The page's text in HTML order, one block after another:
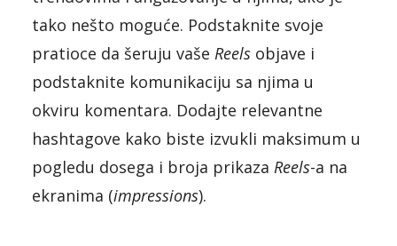
tako nešto moguće. Podstaknite svoje
pratioce da šeruju vaše Reels objave i
podstaknite komunikaciju sa njima u
okviru komentara. Dodajte relevantne
hashtagove kako biste izvukli maksimum u
pogledu dosega i broja prikaza Reels-a na
ekranima (impressions).